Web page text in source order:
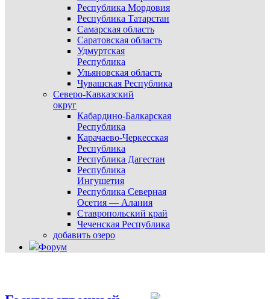
Республика Мордовия
Республика Татарстан
Самарская область
Саратовская область
Удмуртская
Республика
Ульяновская область
Чувашская Республика
Северо-Кавказский
округ
Кабардино-Балкарская
Республика
Карачаево-Черкесская
Республика
Республика Дагестан
Республика
Ингушетия
Республика Северная
Осетия — Алания
Ставропольский край
Чеченская Республика
добавить озеро
Форум